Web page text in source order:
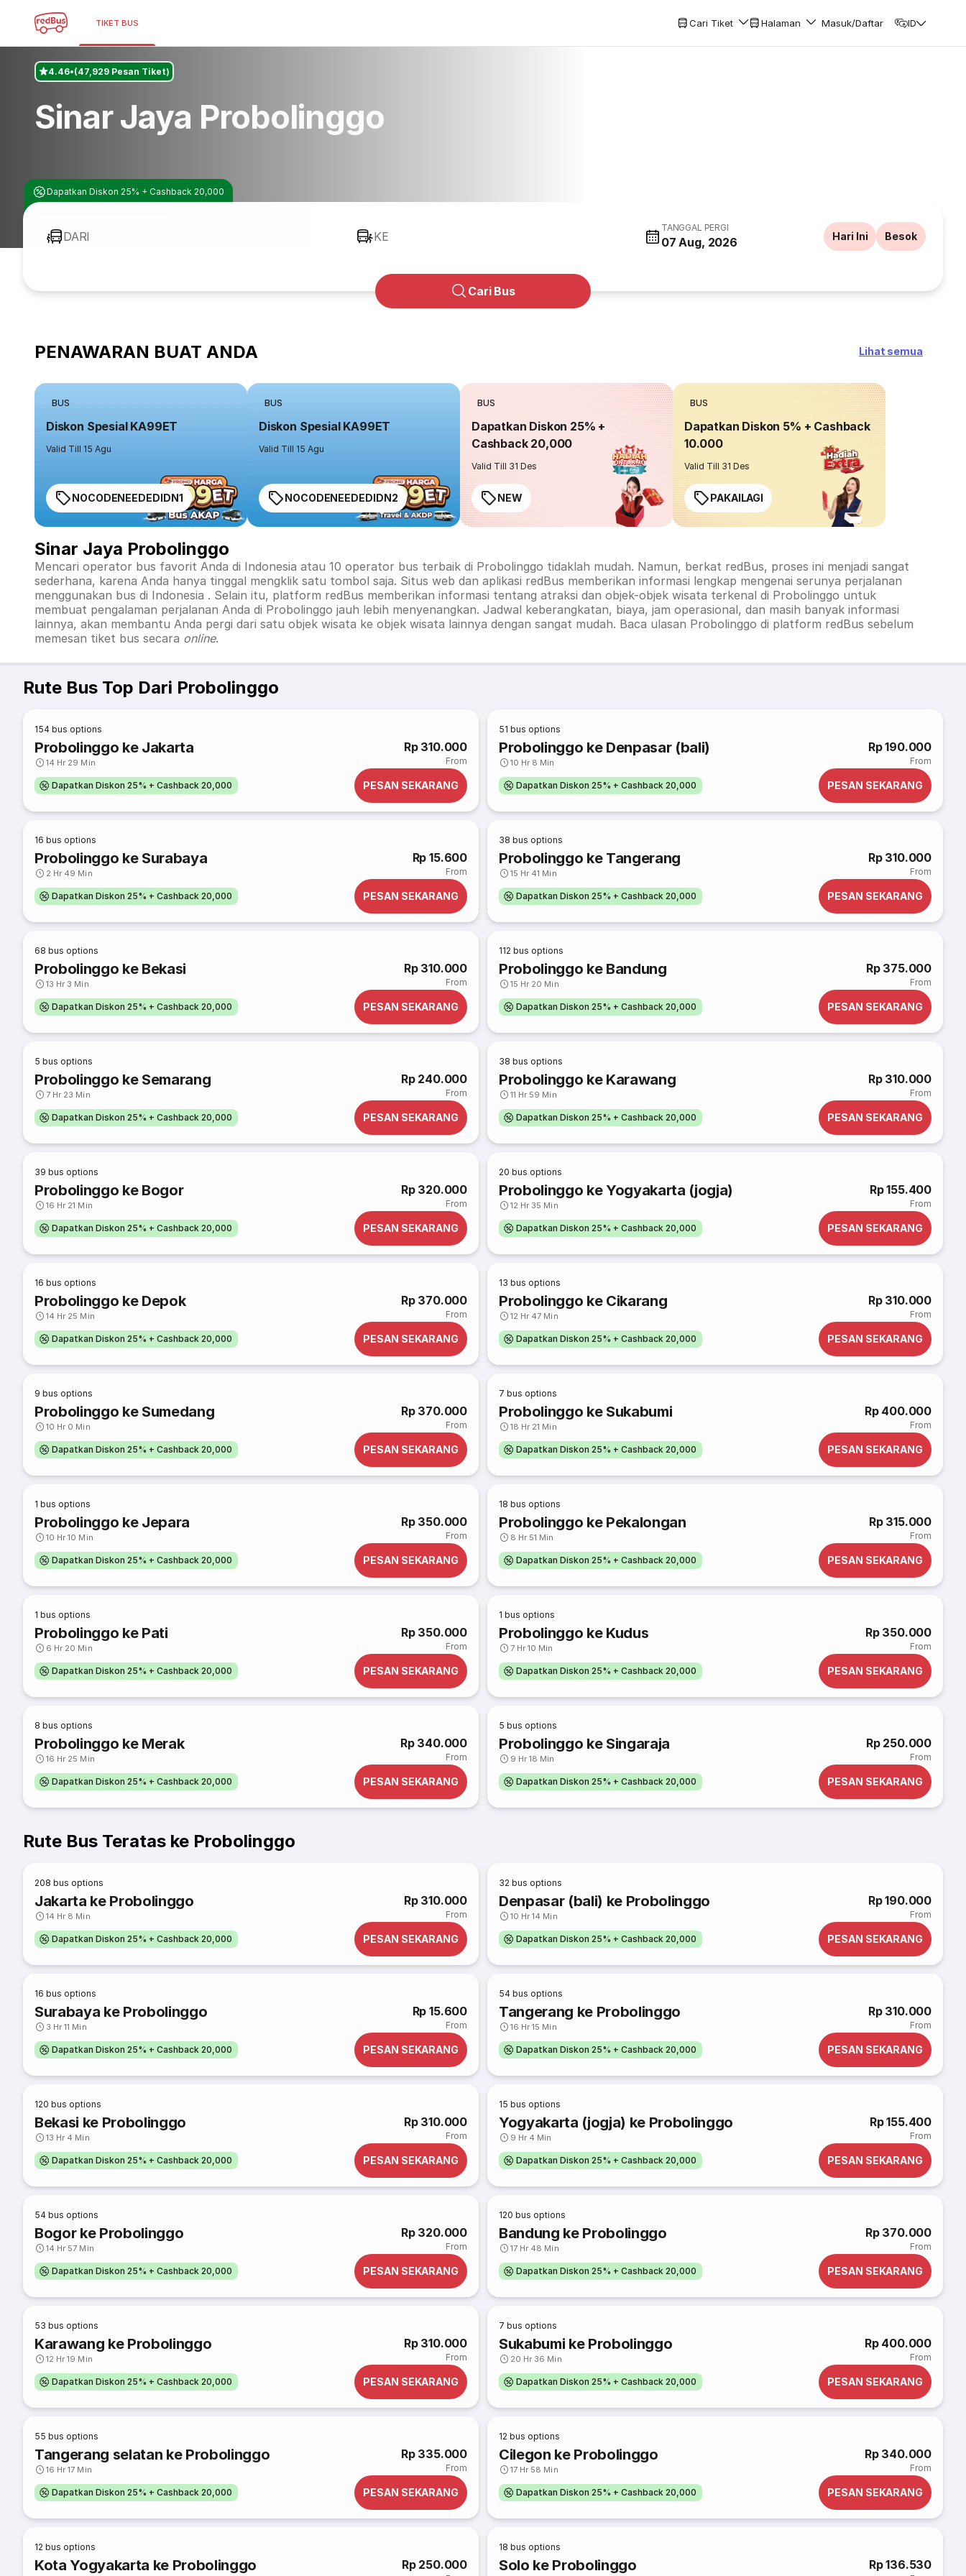
TIKET BUS Cari Tiket Halaman Masuk/Daftar ID
4.46 (47,929 Pesan Tiket)
Sinar Jaya Probolinggo
Dapatkan Diskon 25% + Cashback 20,000
DARI KE
TANGGAL PERGI
07 Aug, 2026 Hari Ini Besok
Cari Bus
PENAWARAN BUAT ANDA Lihat semua
BUS
Diskon Spesial KA99ET
Valid Till 15 Agu
NOCODENEEDEDIDN1
BUS
Diskon Spesial KA99ET
Valid Till 15 Agu
NOCODENEEDEDIDN2
BUS
Dapatkan Diskon 25% +
Cashback 20,000
Valid Till 31 Des
NEW
BUS
Dapatkan Diskon 5% + Cashback
10.000
Valid Till 31 Des
PAKAILAGI
Sinar Jaya Probolinggo
Mencari operator bus favorit Anda di Indonesia atau 10 operator bus terbaik di Probolinggo tidaklah mudah. Namun, berkat redBus, proses ini menjadi sangat
sederhana, karena Anda hanya tinggal mengklik satu tombol saja. Situs web dan aplikasi redBus memberikan informasi lengkap mengenai serunya perjalanan
menggunakan bus di Indonesia . Selain itu, platform redBus memberikan informasi tentang atraksi dan objek-objek wisata terkenal di Probolinggo untuk
membuat pengalaman perjalanan Anda di Probolinggo jauh lebih menyenangkan. Jadwal keberangkatan, biaya, jam operasional, dan masih banyak informasi
lainnya, akan membantu Anda pergi dari satu objek wisata ke objek wisata lainnya dengan sangat mudah. Baca ulasan Probolinggo di platform redBus sebelum
memesan tiket bus secara online.
Rute Bus Top Dari Probolinggo
154 bus options
Probolinggo ke Jakarta
14 Hr 29 Min
Rp 310.000
From
Dapatkan Diskon 25% + Cashback 20,000 PESAN SEKARANG
51 bus options
Probolinggo ke Denpasar (bali)
10 Hr 8 Min
Rp 190.000
From
Dapatkan Diskon 25% + Cashback 20,000 PESAN SEKARANG
16 bus options
Probolinggo ke Surabaya
2 Hr 49 Min
Rp 15.600
From
Dapatkan Diskon 25% + Cashback 20,000 PESAN SEKARANG
38 bus options
Probolinggo ke Tangerang
15 Hr 41 Min
Rp 310.000
From
Dapatkan Diskon 25% + Cashback 20,000 PESAN SEKARANG
68 bus options
Probolinggo ke Bekasi
13 Hr 3 Min
Rp 310.000
From
Dapatkan Diskon 25% + Cashback 20,000 PESAN SEKARANG
112 bus options
Probolinggo ke Bandung
15 Hr 20 Min
Rp 375.000
From
Dapatkan Diskon 25% + Cashback 20,000 PESAN SEKARANG
5 bus options
Probolinggo ke Semarang
7 Hr 23 Min
Rp 240.000
From
Dapatkan Diskon 25% + Cashback 20,000 PESAN SEKARANG
38 bus options
Probolinggo ke Karawang
11 Hr 59 Min
Rp 310.000
From
Dapatkan Diskon 25% + Cashback 20,000 PESAN SEKARANG
39 bus options
Probolinggo ke Bogor
16 Hr 21 Min
Rp 320.000
From
Dapatkan Diskon 25% + Cashback 20,000 PESAN SEKARANG
20 bus options
Probolinggo ke Yogyakarta (jogja)
12 Hr 35 Min
Rp 155.400
From
Dapatkan Diskon 25% + Cashback 20,000 PESAN SEKARANG
16 bus options
Probolinggo ke Depok
14 Hr 25 Min
Rp 370.000
From
Dapatkan Diskon 25% + Cashback 20,000 PESAN SEKARANG
13 bus options
Probolinggo ke Cikarang
12 Hr 47 Min
Rp 310.000
From
Dapatkan Diskon 25% + Cashback 20,000 PESAN SEKARANG
9 bus options
Probolinggo ke Sumedang
10 Hr 0 Min
Rp 370.000
From
Dapatkan Diskon 25% + Cashback 20,000 PESAN SEKARANG
7 bus options
Probolinggo ke Sukabumi
18 Hr 21 Min
Rp 400.000
From
Dapatkan Diskon 25% + Cashback 20,000 PESAN SEKARANG
1 bus options
Probolinggo ke Jepara
10 Hr 10 Min
Rp 350.000
From
Dapatkan Diskon 25% + Cashback 20,000 PESAN SEKARANG
18 bus options
Probolinggo ke Pekalongan
8 Hr 51 Min
Rp 315.000
From
Dapatkan Diskon 25% + Cashback 20,000 PESAN SEKARANG
1 bus options
Probolinggo ke Pati
6 Hr 20 Min
Rp 350.000
From
Dapatkan Diskon 25% + Cashback 20,000 PESAN SEKARANG
1 bus options
Probolinggo ke Kudus
7 Hr 10 Min
Rp 350.000
From
Dapatkan Diskon 25% + Cashback 20,000 PESAN SEKARANG
8 bus options
Probolinggo ke Merak
16 Hr 25 Min
Rp 340.000
From
Dapatkan Diskon 25% + Cashback 20,000 PESAN SEKARANG
5 bus options
Probolinggo ke Singaraja
9 Hr 18 Min
Rp 250.000
From
Dapatkan Diskon 25% + Cashback 20,000 PESAN SEKARANG
Rute Bus Teratas ke Probolinggo
208 bus options
Jakarta ke Probolinggo
14 Hr 8 Min
Rp 310.000
From
Dapatkan Diskon 25% + Cashback 20,000 PESAN SEKARANG
32 bus options
Denpasar (bali) ke Probolinggo
10 Hr 14 Min
Rp 190.000
From
Dapatkan Diskon 25% + Cashback 20,000 PESAN SEKARANG
16 bus options
Surabaya ke Probolinggo
3 Hr 11 Min
Rp 15.600
From
Dapatkan Diskon 25% + Cashback 20,000 PESAN SEKARANG
54 bus options
Tangerang ke Probolinggo
16 Hr 15 Min
Rp 310.000
From
Dapatkan Diskon 25% + Cashback 20,000 PESAN SEKARANG
120 bus options
Bekasi ke Probolinggo
13 Hr 4 Min
Rp 310.000
From
Dapatkan Diskon 25% + Cashback 20,000 PESAN SEKARANG
15 bus options
Yogyakarta (jogja) ke Probolinggo
9 Hr 4 Min
Rp 155.400
From
Dapatkan Diskon 25% + Cashback 20,000 PESAN SEKARANG
54 bus options
Bogor ke Probolinggo
14 Hr 57 Min
Rp 320.000
From
Dapatkan Diskon 25% + Cashback 20,000 PESAN SEKARANG
120 bus options
Bandung ke Probolinggo
17 Hr 48 Min
Rp 370.000
From
Dapatkan Diskon 25% + Cashback 20,000 PESAN SEKARANG
53 bus options
Karawang ke Probolinggo
12 Hr 19 Min
Rp 310.000
From
Dapatkan Diskon 25% + Cashback 20,000 PESAN SEKARANG
7 bus options
Sukabumi ke Probolinggo
20 Hr 36 Min
Rp 400.000
From
Dapatkan Diskon 25% + Cashback 20,000 PESAN SEKARANG
55 bus options
Tangerang selatan ke Probolinggo
16 Hr 17 Min
Rp 335.000
From
Dapatkan Diskon 25% + Cashback 20,000 PESAN SEKARANG
12 bus options
Cilegon ke Probolinggo
17 Hr 58 Min
Rp 340.000
From
Dapatkan Diskon 25% + Cashback 20,000 PESAN SEKARANG
12 bus options
Kota Yogyakarta ke Probolinggo Rp 250.000
18 bus options
Solo ke Probolinggo Rp 136.530